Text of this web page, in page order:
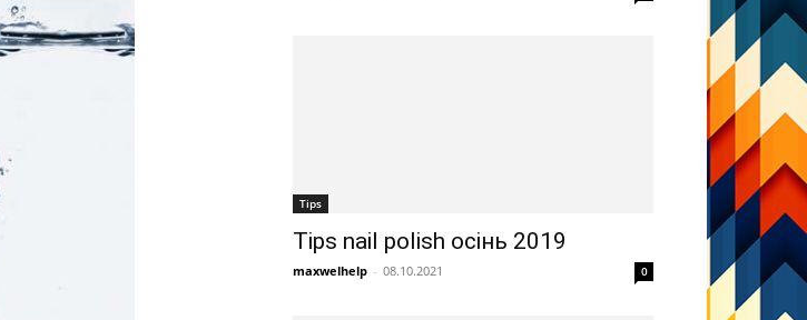
Tips
Tips nail polish осінь 2019
maxwelhelp - 08.10.2021 0